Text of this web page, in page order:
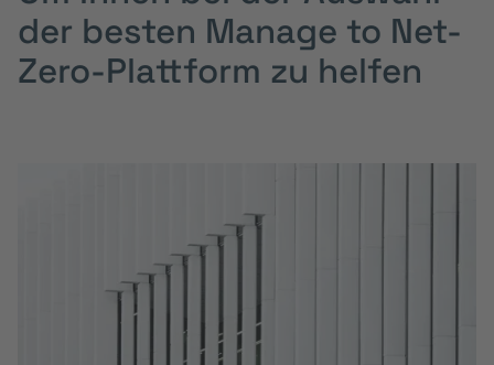
der besten Manage to Net-
Zero-Plattform zu helfen